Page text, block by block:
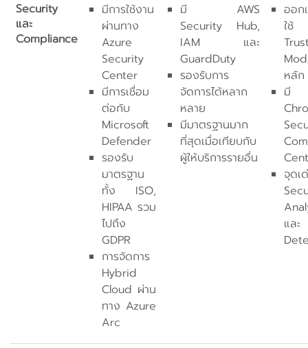
Security
และ
Compliance
มีการใช้งาน
ผ่านทาง
Azure
Security
Center
มีการเชื่อม
ต่อกับ
Microsoft
Defender
รองรับ
มาตรฐาน
ทั้ง ISO,
HIPAA รวม
ไปถึง
GDPR
การจัดการ
Hybrid
Cloud ผ่าน
ทาง Azure
Arc
มี AWS
Security Hub,
IAM และ
GuardDuty
รองรับการ
จัดการได้หลาก
หลาย
มีมาตรฐานมาก
ที่สุดเมื่อเทียบกับ
ผู้ให้บริการรายอื่น
ออก
ใช้
หลัก
มี
จุดเ
แล